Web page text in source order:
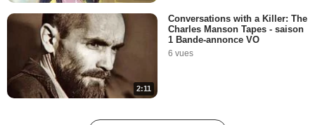
2:11
Conversations with a Killer: The
Charles Manson Tapes - saison
1 Bande-annonce VO
6 vues